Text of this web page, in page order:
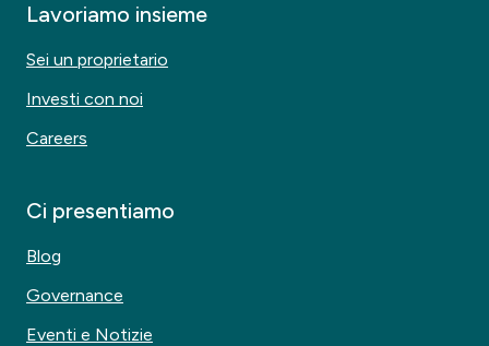
Lavoriamo insieme
Sei un proprietario
Investi con noi
Careers
Ci presentiamo
Blog
Governance
Eventi e Notizie